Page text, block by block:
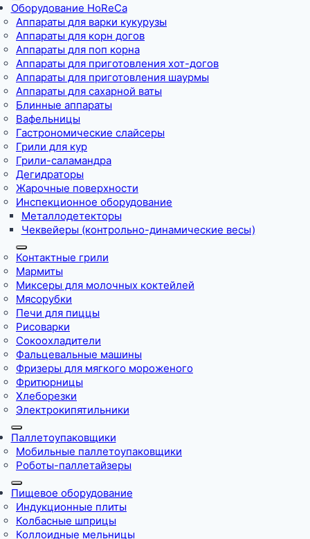
Оборудование HoReCa
Аппараты для варки кукурузы
Аппараты для корн догов
Аппараты для поп корна
Аппараты для приготовления хот-догов
Аппараты для приготовления шаурмы
Аппараты для сахарной ваты
Блинные аппараты
Вафельницы
Гастрономические слайсеры
Грили для кур
Грили-саламандра
Дегидраторы
Жарочные поверхности
Инспекционное оборудование
Металлодетекторы
Чеквейеры (контрольно-динамические весы)
Контактные грили
Мармиты
Миксеры для молочных коктейлей
Мясорубки
Печи для пиццы
Рисоварки
Сокоохладители
Фальцевальные машины
Фризеры для мягкого мороженого
Фритюрницы
Хлеборезки
Электрокипятильники
Паллетоупаковщики
Мобильные паллетоупаковщики
Роботы-паллетайзеры
Пищевое оборудование
Индукционные плиты
Колбасные шприцы
Коллоидные мельницы